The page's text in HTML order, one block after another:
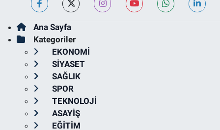
Ana Sayfa
Kategoriler
EKONOMİ
SİYASET
SAĞLIK
SPOR
TEKNOLOJİ
ASAYİŞ
EĞİTİM